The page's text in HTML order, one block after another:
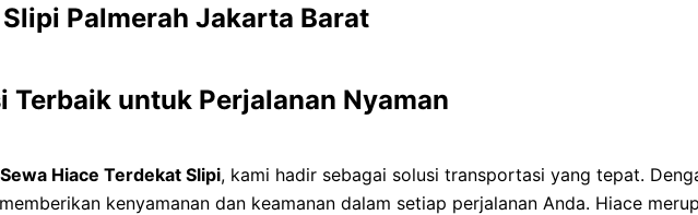
Palmerah Jakarta Barat
Terbaik untuk Perjalanan Nyaman
Sewa Hiace Terdekat Slipi, kami hadir sebagai solusi transportasi yang tepat.
kenyamanan dan keamanan dalam setiap perjalanan Anda. Hiace